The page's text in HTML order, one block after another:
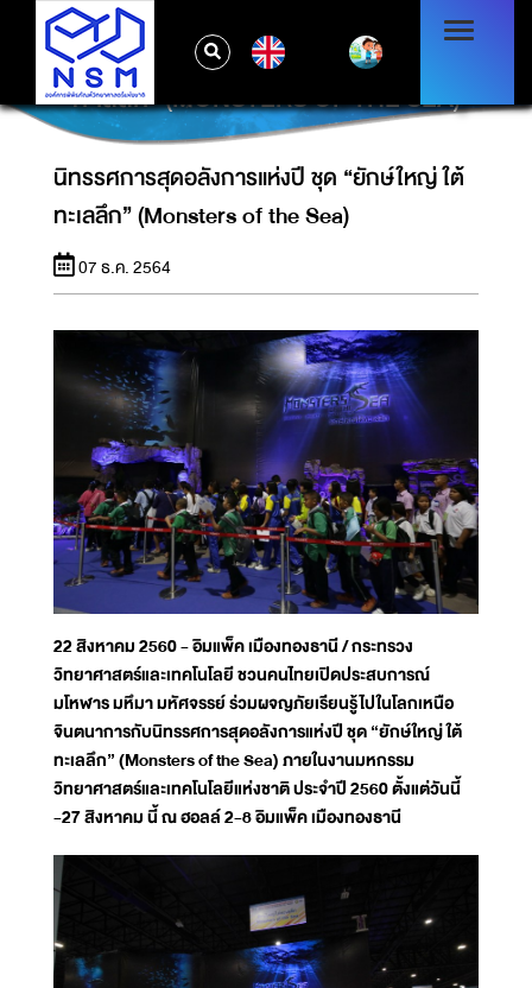
นิทรรศการสุดอลังการแห่งปี ชุด “ยักษ์ใหญ่ ใต้
ทะเลลึก” (MONSTERS OF THE SEA)
นิทรรศการสุดอลังการแห่งปี ชุด “ยักษ์ใหญ่ ใต้
ทะเลลึก” (Monsters of the Sea)
07 ธ.ค. 2564
22 สิงหาคม 2560 - อิมแพ็ค เมืองทองธานี / กระทรวง
วิทยาศาสตร์และเทคโนโลยี ชวนคนไทยเปิดประสบการณ์
มโหฬาร มหึมา มหัศจรรย์ ร่วมผจญภัยเรียนรู้ไปในโลกเหนือ
จินตนาการกับนิทรรศการสุดอลังการแห่งปี ชุด “ยักษ์ใหญ่ ใต้
ทะเลลึก” (Monsters of the Sea) ภายในงานมหกรรม
วิทยาศาสตร์และเทคโนโลยีแห่งชาติ ประจำปี 2560 ตั้งแต่วันนี้
-27 สิงหาคม นี้ ณ ฮอลล์ 2-8 อิมแพ็ค เมืองทองธานี